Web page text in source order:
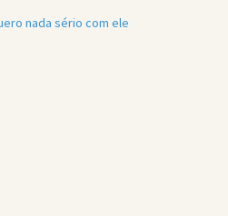
nada sério com ele